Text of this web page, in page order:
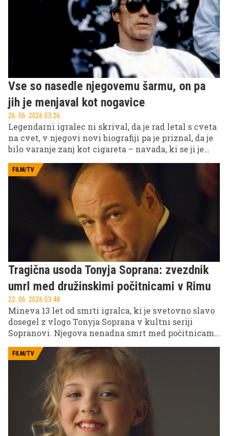
Vse so nasedle njegovemu šarmu, on pa
jih je menjaval kot nogavice
26. 06. 2026 03.26
Legendarni igralec ni skrival, da je rad letal s cveta
na cvet, v njegovi novi biografiji pa je priznal, da je
bilo varanje zanj kot cigareta – navada, ki se ji je
FILM/TV
Tragična usoda Tonyja Soprana: zvezdnik
umrl med družinskimi počitnicami v Rimu
22. 06. 2026 03.48
Mineva 13 let od smrti igralca, ki je svetovno slavo
dosegel z vlogo Tonyja Soprana v kultni seriji
Sopranovi. Njegova nenadna smrt med počitnicami
oboževalce po vsem svetu, zapuščina pa živi še
FILM/TV